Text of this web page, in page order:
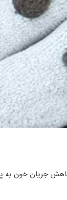
جریان خون به